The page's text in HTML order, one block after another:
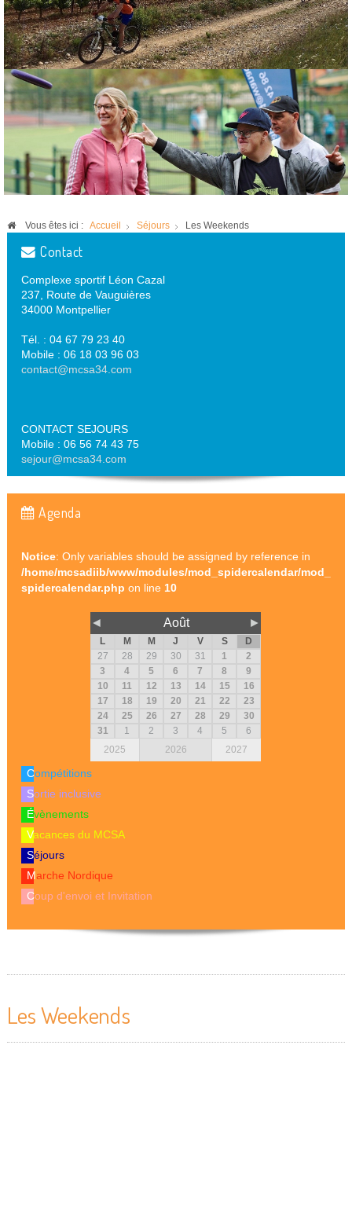
Vous êtes ici : Accueil Séjours Les Weekends
Contact
Complexe sportif Léon Cazal
237, Route de Vauguières
34000 Montpellier
Tél. : 04 67 79 23 40
Mobile : 06 18 03 96 03
contact@mcsa34.com
CONTACT SEJOURS
Mobile : 06 56 74 43 75
sejour@mcsa34.com
Agenda
Notice: Only variables should be assigned by reference in
/home/mcsadiib/www/modules/mod_spidercalendar/mod_
spidercalendar.php on line 10
◄ Août ►
L M M J V S
D
27
28 29 30 31 1
2
3
4 5 6 7 8
9
10
11 12 13 14 15
16
17
18 19 20 21 22
23
24
25 26 27 28 29
30
31
1 2 3 4 5
6
2025
2026 2027
Compétitions
Sortie inclusive
Évènements
Vacances du MCSA
Séjours
Marche Nordique
Coup d'envoi et Invitation
Les Weekends